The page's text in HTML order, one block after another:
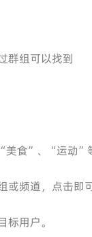
群组可以找到
美食”、“运动”
或频道，点击即
用户。